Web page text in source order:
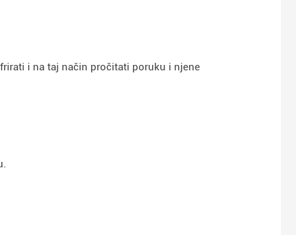
i na taj način pročitati poruku i njene